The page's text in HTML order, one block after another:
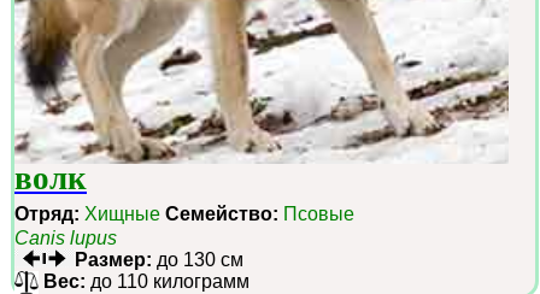
волк
Отряд: Хищные Семейство: Псовые
Canis lupus
Размер: до 130 см
Вес: до 110 килограмм